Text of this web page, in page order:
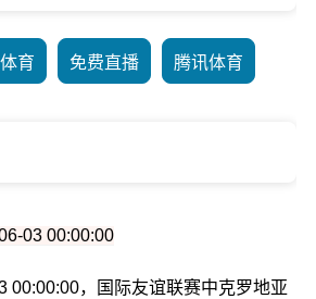
育 免费直播 腾讯体育
03 00:00:00
00:00:00，国际友谊联赛中克罗地亚